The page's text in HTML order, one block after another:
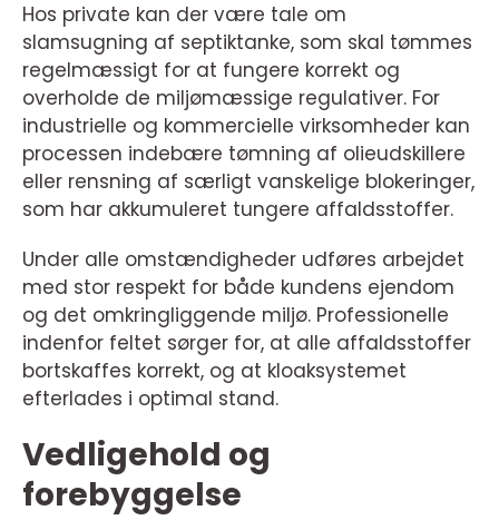
Hos private kan der være tale om
slamsugning af septiktanke, som skal tømmes
regelmæssigt for at fungere korrekt og
overholde de miljømæssige regulativer. For
industrielle og kommercielle virksomheder kan
processen indebære tømning af olieudskillere
eller rensning af særligt vanskelige blokeringer,
som har akkumuleret tungere affaldsstoffer.
Under alle omstændigheder udføres arbejdet
med stor respekt for både kundens ejendom
og det omkringliggende miljø. Professionelle
indenfor feltet sørger for, at alle affaldsstoffer
bortskaffes korrekt, og at kloaksystemet
efterlades i optimal stand.
Vedligehold og
forebyggelse